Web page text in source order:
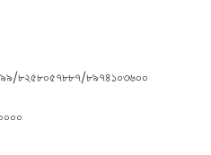
৮২৫৮০৫৭৮৮৭/৮৯৭৪১০৩৬০০